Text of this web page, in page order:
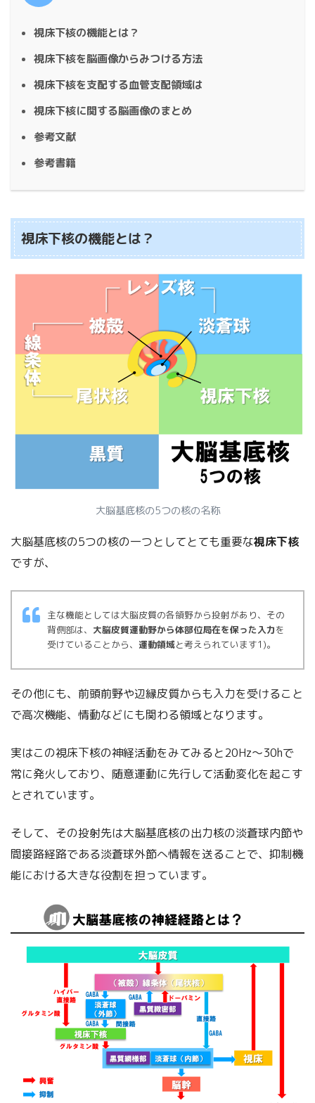
視床下核の機能とは？
視床下核を脳画像からみつける方法
視床下核を支配する血管支配領域は
視床下核に関する脳画像のまとめ
参考文献
参考書籍
視床下核の機能とは？
大脳基底核の5つの核の名称
大脳基底核の5つの核の一つとしてとても重要な視床下核
ですが、
主な機能としては大脳皮質の各領野から投射があり、その
背側部は、 大脳皮質運動野から体部位局在を保った入力を
受けていることから、 運動領域と考えられています1)。
その他にも、前頭前野や辺縁皮質からも入力を受けること
で高次機能、情動などにも関わる領域となります。
実はこの視床下核の神経活動をみてみると20Hz～30hで
常に発火しており、随意運動に先行して活動変化を起こす
とされています。
そして、その投射先は大脳基底核の出力核の淡蒼球内節や
間接路経路である淡蒼球外節へ情報を送ることで、抑制機
能における大きな役割を担っています。